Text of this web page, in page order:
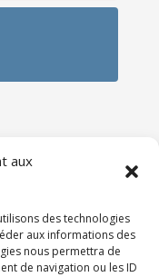
aux
des technologies
aux informations des
nous permettra de
de navigation ou les ID